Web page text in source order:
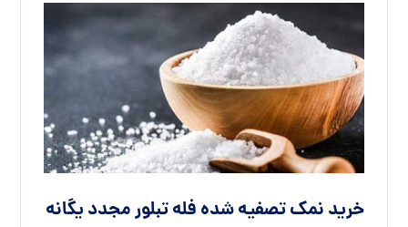
خرید نمک تصفیه شده فله تبلور مجدد یگانه